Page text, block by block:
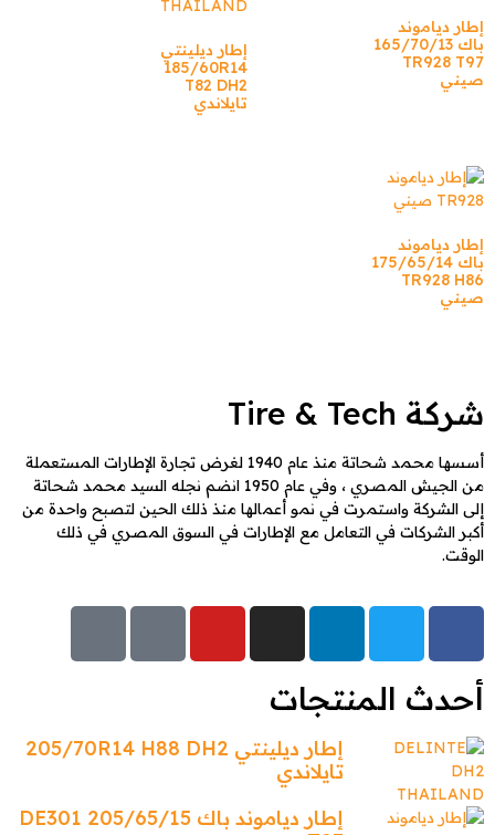
إطار دياموند
باك 165/70/13
TR928 T97
صيني
إطار ديلينتي
185/60R14
T82 DH2
تايلاندي
إطار دياموند
باك 175/65/14
TR928 H86
صيني
شركة Tire & Tech
أسسها محمد شحاتة منذ عام 1940 لغرض تجارة الإطارات المستعملة
من الجيش المصري ، وفي عام 1950 انضم نجله السيد محمد شحاتة
إلى الشركة واستمرت في نمو أعمالها منذ ذلك الحين لتصبح واحدة من
أكبر الشركات في التعامل مع الإطارات في السوق المصري في ذلك
الوقت.
أحدث المنتجات
إطار ديلينتي 205/70R14 H88 DH2
تايلاندي
إطار دياموند باك 205/65/15 DE301